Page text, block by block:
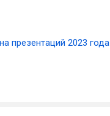
презентаций 2023 года